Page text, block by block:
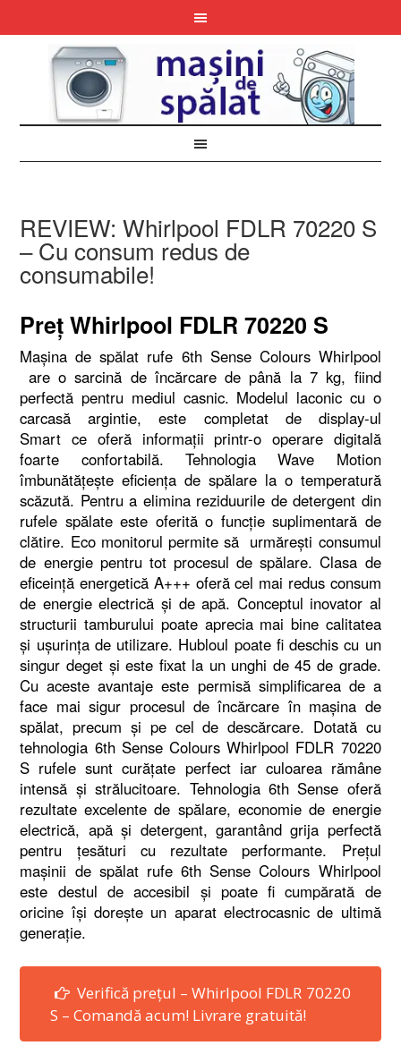
REVIEW: Whirlpool FDLR 70220 S
– Cu consum redus de
consumabile!
Preţ Whirlpool FDLR 70220 S
Maşina de spălat rufe 6th Sense Colours Whirlpool
are o sarcină de încărcare de până la 7 kg, fiind
perfectă pentru mediul casnic. Modelul laconic cu o
carcasă argintie, este completat de display-ul
Smart ce oferă informaţii printr-o operare digitală
foarte confortabilă. Tehnologia Wave Motion
îmbunătăţeşte eficienţa de spălare la o temperatură
scăzută. Pentru a elimina reziduurile de detergent din
rufele spălate este oferită o funcţie suplimentară de
clătire. Eco monitorul permite să urmăreşti consumul
de energie pentru tot procesul de spălare. Clasa de
eficeinţă energetică A+++ oferă cel mai redus consum
de energie electrică şi de apă. Conceptul inovator al
structurii tamburului poate aprecia mai bine calitatea
şi uşurinţa de utilizare. Hubloul poate fi deschis cu un
singur deget şi este fixat la un unghi de 45 de grade.
Cu aceste avantaje este permisă simplificarea de a
face mai sigur procesul de încărcare în maşina de
spălat, precum şi pe cel de descărcare. Dotată cu
tehnologia 6th Sense Colours Whirlpool FDLR 70220
S rufele sunt curăţate perfect iar culoarea rămâne
intensă şi strălucitoare. Tehnologia 6th Sense oferă
rezultate excelente de spălare, economie de energie
electrică, apă şi detergent, garantând grija perfectă
pentru ţesături cu rezultate performante. Preţul
maşinii de spălat rufe 6th Sense Colours Whirlpool
este destul de accesibil şi poate fi cumpărată de
oricine îşi doreşte un aparat electrocasnic de ultimă
generaţie.
Verifică prețul – Whirlpool FDLR 70220
S – Comandă acum! Livrare gratuită!